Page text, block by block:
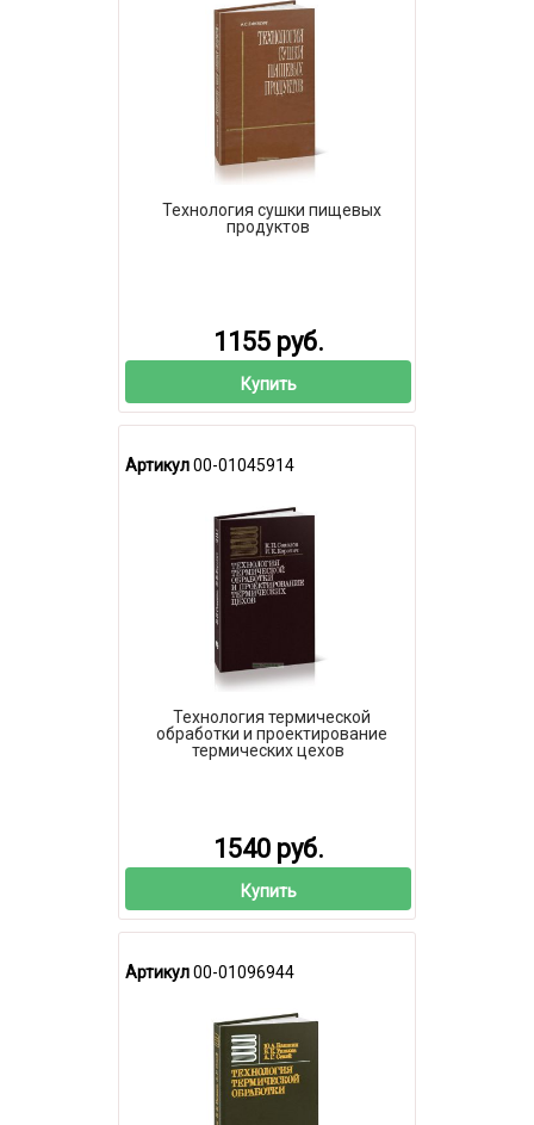
Технология сушки пищевых
продуктов
1155 руб.
Купить
Артикул00-01045914
Технология термической
обработки и проектирование
термических цехов
1540 руб.
Купить
Артикул00-01096944